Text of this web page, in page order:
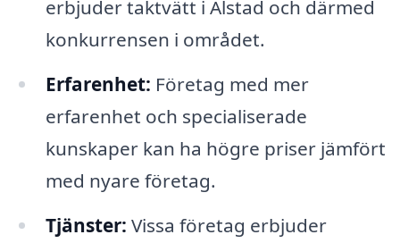
erbjuder taktvätt i Alstad och därmed
konkurrensen i området.
Erfarenhet: Företag med mer
erfarenhet och specialiserade
kunskaper kan ha högre priser jämfört
med nyare företag.
Tjänster: Vissa företag erbjuder